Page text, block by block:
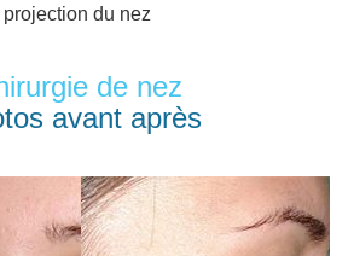
projection du nez
de nez
avant après